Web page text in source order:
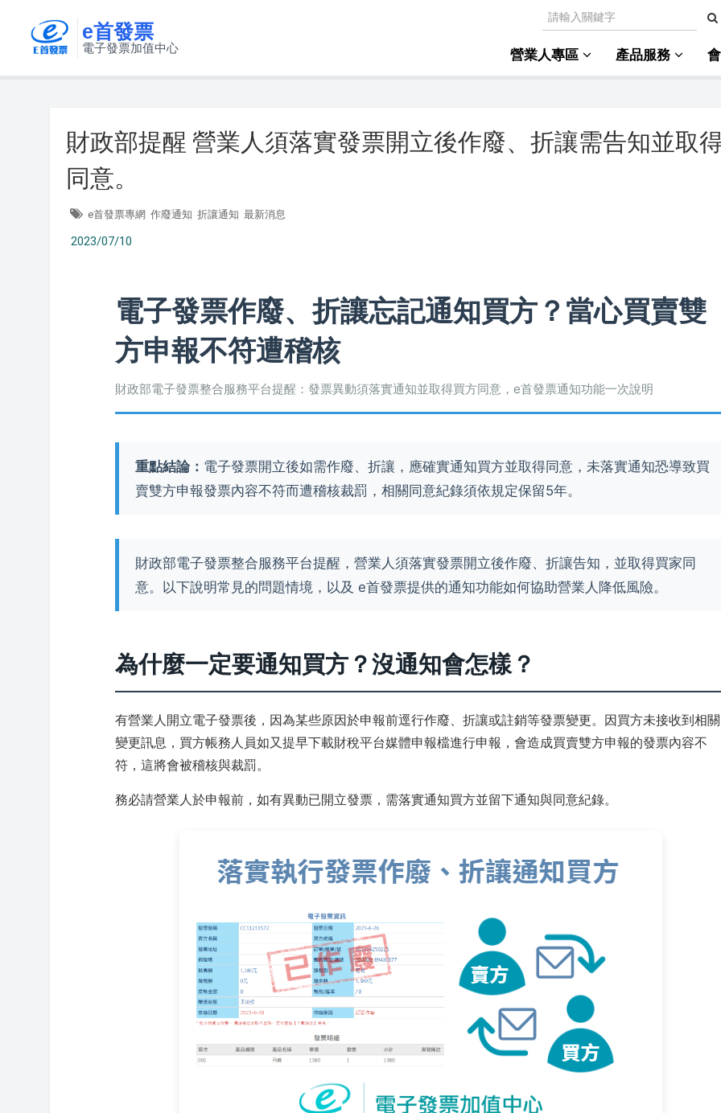
e首發票
電子發票加值中心 營業人專區 產品服務
財政部提醒 營業人須落實發票開立後作廢、折讓需告知並取
同意。
e首發票專網 作廢通知 折讓通知 最新消息
2023/07/10
電子發票作廢、折讓忘記通知買方？當心買賣雙
方申報不符遭稽核
財政部電子發票整合服務平台提醒：發票異動須落實通知並取得買方同意，e首發票通知功能一次說明
重點結論： 電子發票開立後如需作廢、折讓，應確實通知買方並取得同意，未落實通知恐導致買
賣雙方申報發票內容不符而遭稽核裁罰，相關同意紀錄須依規定保留5年。
財政部電子發票整合服務平台提醒，營業人須落實發票開立後作廢、折讓告知，並取得買家同
意。以下說明常見的問題情境，以及 e首發票提供的通知功能如何協助營業人降低風險。
為什麼一定要通知買方？沒通知會怎樣？
有營業人開立電子發票後，因為某些原因於申報前逕行作廢、折讓或註銷等發票變更。因買方未接收到相關
變更訊息，買方帳務人員如又提早下載財稅平台媒體申報檔進行申報，會造成買賣雙方申報的發票內容不
符，這將會被稽核與裁罰。
務必請營業人於申報前，如有異動已開立發票，需落實通知買方並留下通知與同意紀錄。